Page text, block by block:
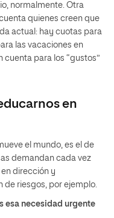
normalmente. Otra
quienes creen que
actual: hay cuotas para
las vacaciones en
cuenta para los “gustos”
en
el mundo, es el de
demandan cada vez
dirección y
riesgos, por ejemplo.
esa necesidad urgente